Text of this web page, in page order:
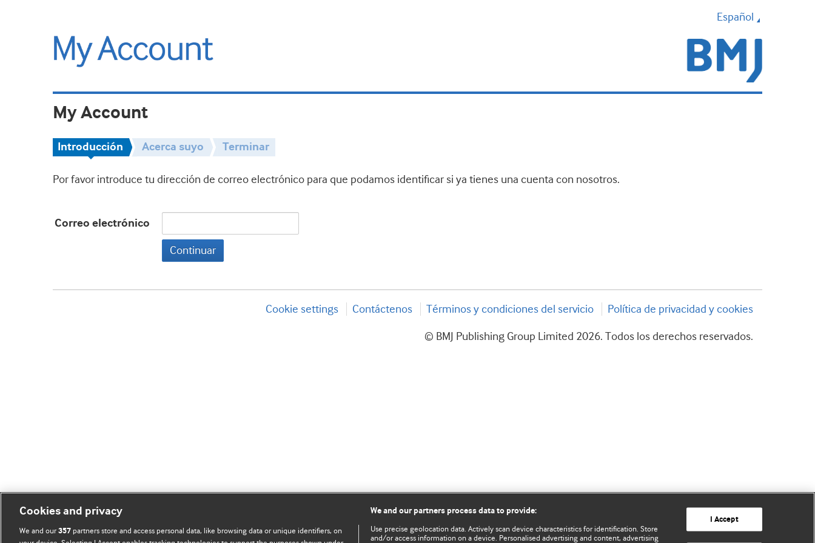
Español
My Account
Introducción Acerca suyo Terminar
Por favor introduce tu dirección de correo electrónico para que podamos identificar si ya tienes una cuenta con nosotros.
Correo electrónico
Continuar
Cookie settings Contáctenos Términos y condiciones del servicio Política de privacidad y cookies
© BMJ Publishing Group Limited 2026. Todos los derechos reservados.
Cookies and privacy
We and our357 partners store and access personal data, like browsing data or unique identifiers, on
We and our partners process data to provide:
Use precise geolocation data. Actively scan device characteristics for identification. Store
and/or access information on a device. Personalised advertising and content, advertising
I Accept